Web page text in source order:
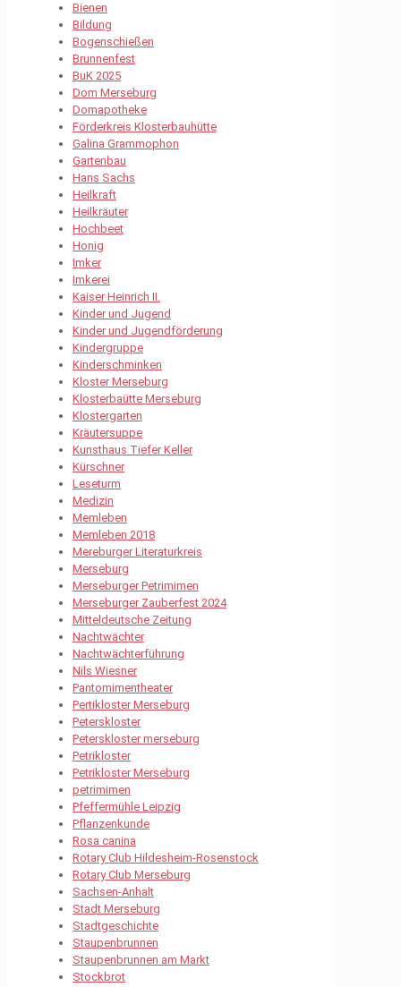
Bienen
Bildung
Bogenschießen
Brunnenfest
BuK 2025
Dom Merseburg
Domapotheke
Förderkreis Klosterbauhütte
Galina Grammophon
Gartenbau
Hans Sachs
Heilkraft
Heilkräuter
Hochbeet
Honig
Imker
Imkerei
Kaiser Heinrich II.
Kinder und Jugend
Kinder und Jugendförderung
Kindergruppe
Kinderschminken
Kloster Merseburg
Klosterbaütte Merseburg
Klostergarten
Kräutersuppe
Kunsthaus Tiefer Keller
Kürschner
Leseturm
Medizin
Memleben
Memleben 2018
Mereburger Literaturkreis
Merseburg
Merseburger Petrimimen
Merseburger Zauberfest 2024
Mitteldeutsche Zeitung
Nachtwächter
Nachtwächterführung
Nils Wiesner
Pantomimentheater
Pertikloster Merseburg
Peterskloster
Peterskloster merseburg
Petrikloster
Petrikloster Merseburg
petrimimen
Pfeffermühle Leipzig
Pflanzenkunde
Rosa canina
Rotary Club Hildesheim-Rosenstock
Rotary Club Merseburg
Sachsen-Anhalt
Stadt Merseburg
Stadtgeschichte
Staupenbrunnen
Staupenbrunnen am Markt
Stockbrot